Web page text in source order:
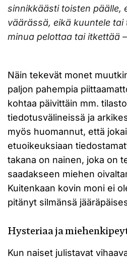
sinnikkäästi toisten päälle,
väärässä, eikä kuuntele tai
minua pelottaa tai itkettää
Näin tekevät monet
paljon pahempia
kohtaa päivittäin mm.
tiedotusvälineissä ja
myös huomannut, että
etuoikeuksiaan
takana on nainen, joka on
saadakseen miehen
Kuitenkaan kovin moni ei
pitänyt silmänsä
Hysteriaa ja
Kun naiset julistavat